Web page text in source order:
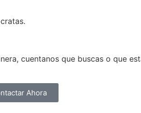
cuentanos que buscas o que
Ahora